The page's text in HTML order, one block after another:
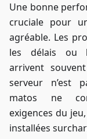
Une bonne
cruciale pour
agréable. Les
les délais ou
arrivent
serveur n’est
matos ne
exigences du
installées